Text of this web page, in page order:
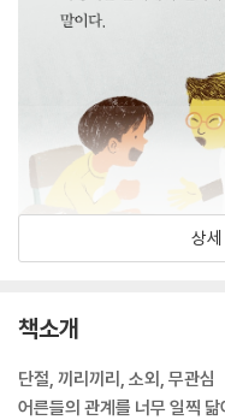
상
책소개
단절, 끼리끼리, 소외, 무관심
어른들의 관계를 너무 일찍